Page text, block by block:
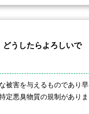
どうしたらよろしいで
被害を与えるものであり早
定悪臭物質の規制がありま